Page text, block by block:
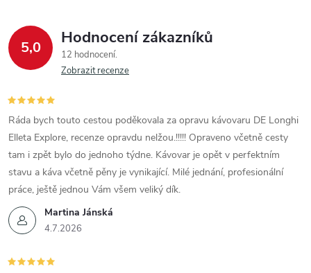
5,0 Hodnocení zákazníků
12 hodnocení
Zobrazit recenze
Martina Jánská
4.7.2026
Ráda bych touto cestou poděkovala za opravu kávovaru DE Longhi
Elleta Explore, recenze opravdu nelžou.!!!!! Opraveno včetně cesty
tam i zpět bylo do jednoho týdne. Kávovar je opět v perfektním
stavu a káva včetně pěny je vynikající. Milé jednání, profesionální
práce, ještě jednou Vám všem veliký dík.